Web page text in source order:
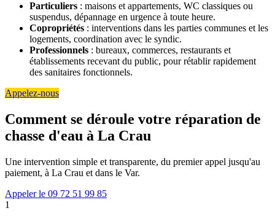
Particuliers : maisons et appartements, WC classiques ou
suspendus, dépannage en urgence à toute heure.
Copropriétés : interventions dans les parties communes et les
logements, coordination avec le syndic.
Professionnels : bureaux, commerces, restaurants et
établissements recevant du public, pour rétablir rapidement
des sanitaires fonctionnels.
Appelez-nous
Comment se déroule votre réparation de
chasse d'eau à La Crau
Une intervention simple et transparente, du premier appel jusqu'au
paiement, à La Crau et dans le Var.
Appeler le 09 72 51 99 85
1